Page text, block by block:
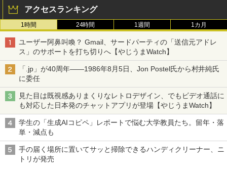
アクセスランキング
1時間 24時間 1週間 1カ月
ユーザー阿鼻叫喚？ Gmail、サードパーティの「送信元アドレ
ス」のサポートを打ち切りへ【やじうまWatch】
「.jp」が40周年――1986年8月5日、Jon Postel氏から村井純氏
に委任
見た目は既視感ありまくりなレトロデザイン、でもビデオ通話に
も対応した日本発のチャットアプリが登場【やじうまWatch】
学生の「生成AIコピペ」レポートで悩む大学教員たち。留年・落
単・減点も
手の届く場所に置いてサッと掃除できるハンディクリーナー、ニ
トリが発売